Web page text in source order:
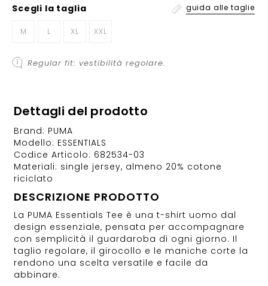
Scegli la taglia guida alle taglie
M L XL XXL
Regular fit: vestibilità regolare.
Dettagli del prodotto
Brand: PUMA
Modello: ESSENTIALS
Codice Articolo: 682534-03
Materiali: single jersey, almeno 20% cotone
riciclato
DESCRIZIONE PRODOTTO
La PUMA Essentials Tee è una t-shirt uomo dal
design essenziale, pensata per accompagnare
con semplicità il guardaroba di ogni giorno. Il
taglio regolare, il girocollo e le maniche corte la
rendono una scelta versatile e facile da
abbinare.